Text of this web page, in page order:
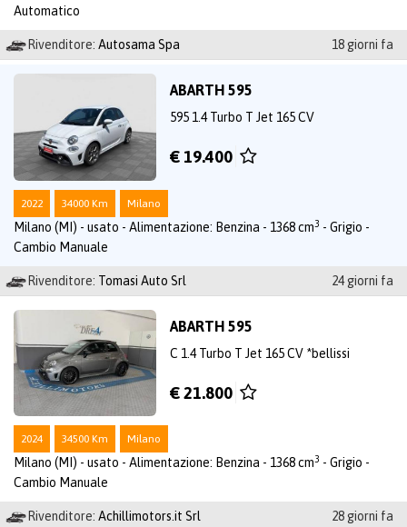
Automatico
Rivenditore: Autosama Spa 18 giorni fa
ABARTH 595
595 1.4 Turbo T Jet 165 CV
€ 19.400
2022 34000 Km Milano
Milano (MI) - usato - Alimentazione: Benzina - 1368 cm3 - Grigio -
Cambio Manuale
Rivenditore: Tomasi Auto Srl 24 giorni fa
ABARTH 595
C 1.4 Turbo T Jet 165 CV *bellissi
€ 21.800
2024 34500 Km Milano
Milano (MI) - usato - Alimentazione: Benzina - 1368 cm3 - Grigio -
Cambio Manuale
Rivenditore: Achillimotors.it Srl 28 giorni fa